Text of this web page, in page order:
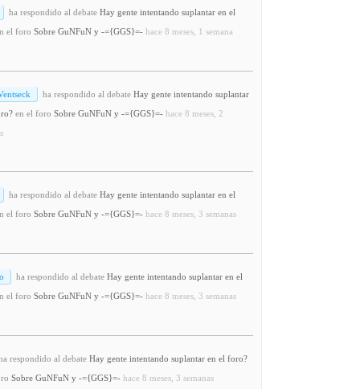
ha respondido al debate Hay gente intentando suplantar en el
el foro Sobre GuNFuN y -={GGS}=- hace 8 meses, 1 semana
ha respondido al debate Hay gente intentando suplantar
en el foro Sobre GuNFuN y -={GGS}=- hace 8 meses, 2
ha respondido al debate Hay gente intentando suplantar en el
el foro Sobre GuNFuN y -={GGS}=- hace 8 meses, 3 semanas
ha respondido al debate Hay gente intentando suplantar en el
el foro Sobre GuNFuN y -={GGS}=- hace 8 meses, 3 semanas
respondido al debate Hay gente intentando suplantar en el foro?
Sobre GuNFuN y -={GGS}=- hace 8 meses, 3 semanas